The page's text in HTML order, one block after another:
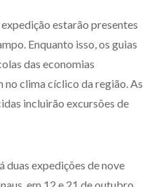
estarão presentes
Enquanto isso, os guias
das economias
no clima cíclico da região. As
incluirão excursões de
duas expedições de nove